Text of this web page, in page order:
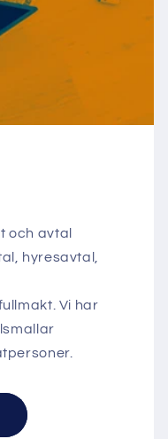
och avtal
hyresavtal,
Vi har